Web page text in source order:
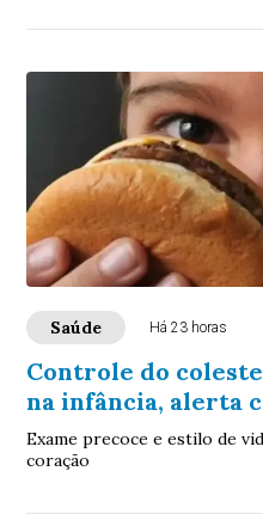
Saúde Há 23 horas
Controle do
na infância, alerta
Exame precoce e estilo de
coração